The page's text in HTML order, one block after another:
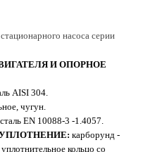
насоса серии
И ОПОРНОЕ
AISI 304.
чугун.
EN 10088-3 -1.4057.
карборунд -
кольцо со